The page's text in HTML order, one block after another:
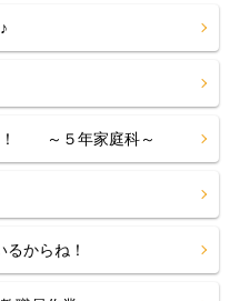
！ ～５年家庭科～
からね！